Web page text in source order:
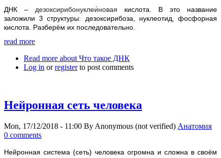
ДНК – дезоксирибонуклеи́новая кислота. В это название
заложили 3 структуры: дезоксирибоза, нуклеотид, фосфорная
кислота. Разберём их последовательно.
read more
Read more about Что такое ДНК
Log in orregisterto post comments
Нейронная сеть человека
Mon, 17/12/2018 - 11:00 By Anonymous (not verified) Анатомия
0 comments
Нейронная система (сеть) человека огромна и сложна в своём